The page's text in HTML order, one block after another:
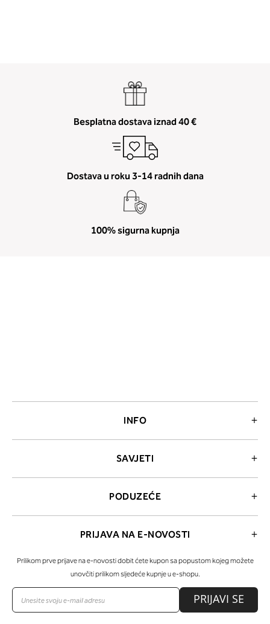
Besplatna dostava iznad 40 €
Dostava u roku 3-14 radnih dana
100% sigurna kupnja
INFO
SAVJETI
PODUZEĆE
PRIJAVA NA E-NOVOSTI
Prilikom prve prijave na e-novosti dobit ćete kupon sa popustom kojeg možete
unovčiti prilikom sljedeće kupnje u e-shopu.
PRIJAVI SE